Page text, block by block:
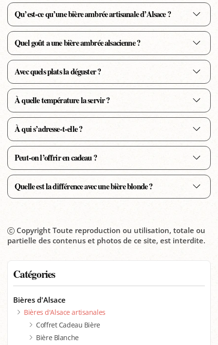
Catégories
Bières d'Alsace
Bières d'Alsace artisanales
Coffret Cadeau Bière
Bière Blanche
Qu’est-ce qu’une bière ambrée artisanale d’Alsace ?
Quel goût a une bière ambrée alsacienne ?
Avec quels plats la déguster ?
À quelle température la servir ?
À qui s’adresse-t-elle ?
Peut-on l’offrir en cadeau ?
Quelle est la différence avec une bière blonde ?
Copyright Toute reproduction ou utilisation, totale ou
partielle des contenus et photos de ce site, est interdite.